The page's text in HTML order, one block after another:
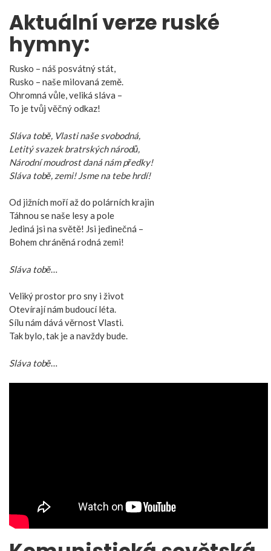
Aktuální verze ruské
hymny:
Rusko – náš posvátný stát,
Rusko – naše milovaná země.
Ohromná vůle, veliká sláva –
To je tvůj věčný odkaz!
Sláva tobě, Vlasti naše svobodná,
Letitý svazek bratrských národů,
Národní moudrost daná nám předky!
Sláva tobě, zemi! Jsme na tebe hrdí!
Od jižních moří až do polárních krajin
Táhnou se naše lesy a pole
Jediná jsi na světě! Jsi jedinečná –
Bohem chráněná rodná zemi!
Sláva tobě…
Veliký prostor pro sny i život
Otevírají nám budoucí léta.
Sílu nám dává věrnost Vlasti.
Tak bylo, tak je a navždy bude.
Sláva tobě…